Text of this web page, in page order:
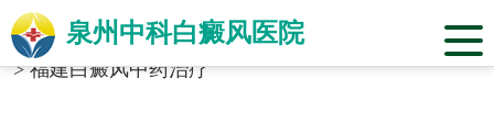
泉州中科白癜风医院
当前位置：福建省泉州市中科白癜风医院
标签合辑
>福建白癜风中药治疗